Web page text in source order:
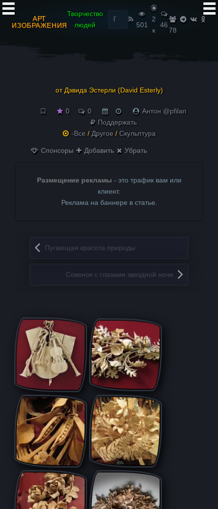
АРТ
ИЗОБРАЖЕНИЯ
Творчество
людей
Найти:
501
2
к
46
78
от Дэвида Эстерли (David Esterly)
0 0
Антон @pfilan
Поддержать
-Все / Другое / Скульптура
Спонсоры Добавить Убрать
Размещение рекламы - это трафик вам или
клиент.
Реклама на баннере в статье.
Запись навигация
Пугающая красота природы
Совенок с глазами звездной ночи